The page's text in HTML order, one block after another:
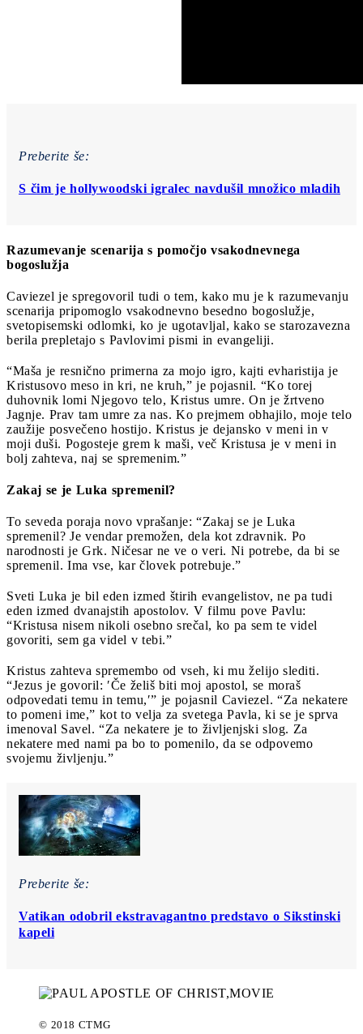
Preberite še:
S čim je hollywoodski igralec navdušil množico mladih
Razumevanje scenarija s pomočjo vsakodnevnega
bogoslužja
Caviezel je spregovoril tudi o tem, kako mu je k razumevanju
scenarija pripomoglo vsakodnevno besedno bogoslužje,
svetopisemski odlomki, ko je ugotavljal, kako se starozavezna
berila prepletajo s Pavlovimi pismi in evangeliji.
“Maša je resnično primerna za mojo igro, kajti evharistija je
Kristusovo meso in kri, ne kruh,” je pojasnil. “Ko torej
duhovnik lomi Njegovo telo, Kristus umre. On je žrtveno
Jagnje. Prav tam umre za nas. Ko prejmem obhajilo, moje telo
zaužije posvečeno hostijo. Kristus je dejansko v meni in v
moji duši. Pogosteje grem k maši, več Kristusa je v meni in
bolj zahteva, naj se spremenim.”
Zakaj se je Luka spremenil?
To seveda poraja novo vprašanje: “Zakaj se je Luka
spremenil? Je vendar premožen, dela kot zdravnik. Po
narodnosti je Grk. Ničesar ne ve o veri. Ni potrebe, da bi se
spremenil. Ima vse, kar človek potrebuje.”
Sveti Luka je bil eden izmed štirih evangelistov, ne pa tudi
eden izmed dvanajstih apostolov. V filmu pove Pavlu:
“Kristusa nisem nikoli osebno srečal, ko pa sem te videl
govoriti, sem ga videl v tebi.”
Kristus zahteva spremembo od vseh, ki mu želijo slediti.
“Jezus je govoril: ′Če želiš biti moj apostol, se moraš
odpovedati temu in temu,′” je pojasnil Caviezel. “Za nekatere
to pomeni ime,” kot to velja za svetega Pavla, ki se je sprva
imenoval Savel. “Za nekatere je to življenjski slog. Za
nekatere med nami pa bo to pomenilo, da se odpovemo
svojemu življenju.”
Preberite še:
Vatikan odobril ekstravagantno predstavo o Sikstinski
kapeli
© 2018 CTMG